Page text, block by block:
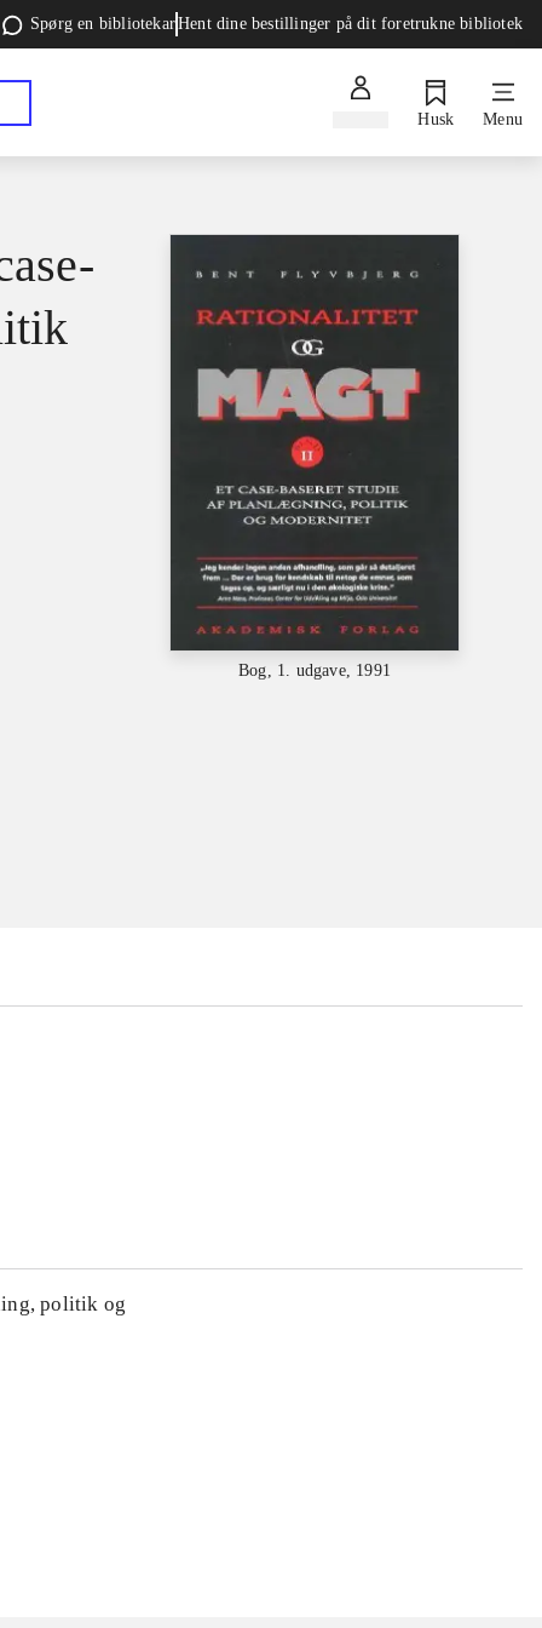
Spørg en bibliotekarHent dine bestillinger på dit foretrukne bibliotek
Husk Menu
Bog, 1. udgave, 1991
politik og